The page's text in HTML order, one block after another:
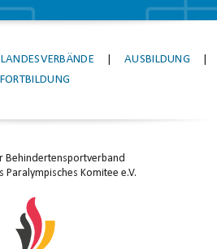
LANDESVERBÄNDE AUSBILDUNG
FORTBILDUNG
Behindertensportverband
Paralympisches Komitee e.V.